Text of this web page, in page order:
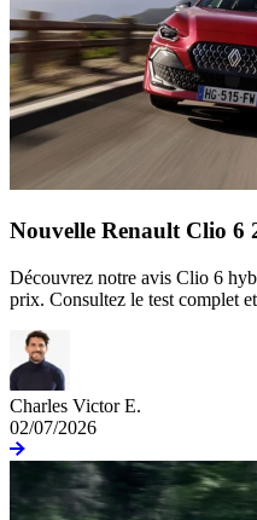
Nouvelle Renault Clio 6
Découvrez notre avis Clio 6
prix. Consultez le test complet
Charles Victor E.
02/07/2026